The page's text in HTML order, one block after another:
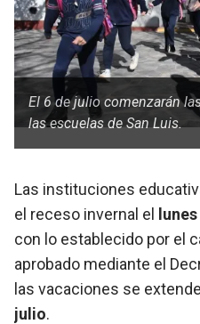
El 6 de julio comenzarán
las escuelas de San Luis.
Las instituciones
el receso invernal el
con lo establecido por el
aprobado mediante el
las vacaciones se
julio.